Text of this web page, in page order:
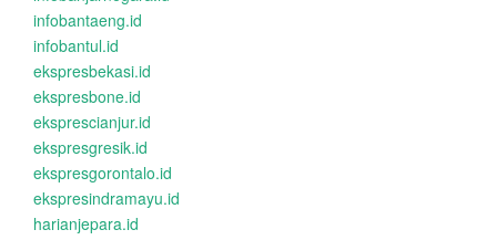
infobantaeng.id
infobantul.id
ekspresbekasi.id
ekspresbone.id
eksprescianjur.id
ekspresgresik.id
ekspresgorontalo.id
ekspresindramayu.id
harianjepara.id